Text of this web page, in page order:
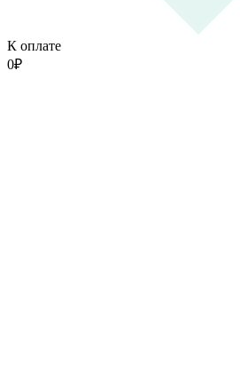
К оплате
0₽